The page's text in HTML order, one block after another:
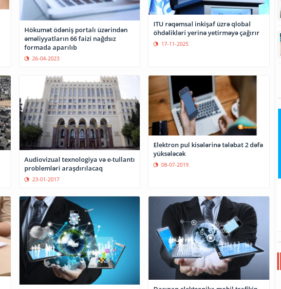
Hökumət ödəniş portalı üzərindən
əməliyyatların 66 faizi nağdsız
formada aparılıb
26-04-2023
ITU rəqəmsal inkişaf üzrə qlobal
öhdəlikləri yerinə yetirməyə çağırır
17-11-2025
Audiovizual texnologiya və e-tullantı
problemləri araşdırılacaq
23-01-2017
Elektron pul kisələrinə tələbat 2 dəfə
yüksələcək
08-07-2019